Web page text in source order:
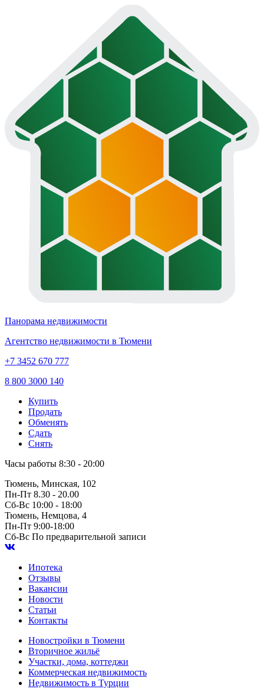
Панорама недвижимости
Агентство недвижимости в Тюмени
+7 3452 670 777
8 800 3000 140
Купить
Продать
Обменять
Сдать
Снять
Часы работы 8:30 - 20:00
Тюмень, Минская, 102
Пн-Пт 8.30 - 20.00
Сб-Вс 10:00 - 18:00
Тюмень, Немцова, 4
Пн-Пт 9:00-18:00
Сб-Вс По предварительной записи
Ипотека
Отзывы
Вакансии
Новости
Статьи
Контакты
Новостройки в Тюмени
Вторичное жильё
Участки, дома, коттеджи
Коммерческая недвижимость
Недвижимость в Турции